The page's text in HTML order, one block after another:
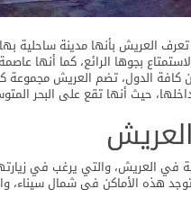
العريش بأنها مدينة ساحلية
بجوها الرائع، كما أنها
من كافة الدول، تضم العريش
حيث أنها تقع على البحر
في العريش، والتي يرغب في
هذه الأماكن فى شمال سيناء،